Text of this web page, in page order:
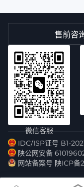
售前咨
微信客服
IDC/ISP证号 B1-
陕公网安备
网站备案号 陕ICP备